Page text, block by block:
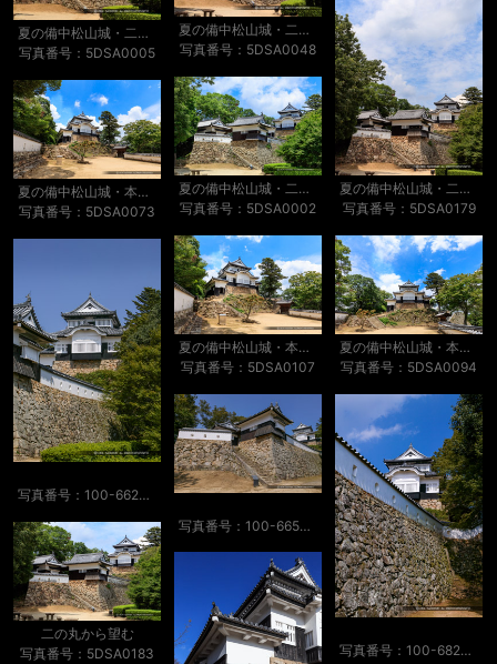
夏の備中松山城・二の丸から
写真番号：5DSA0048
夏の備中松山城・二の丸から
写真番号：5DSA0005
夏の備中松山城・二の丸から
写真番号：5DSA0179
夏の備中松山城・二の丸から
写真番号：5DSA0002
夏の備中松山城・本丸から
写真番号：5DSA0073
夏の備中松山城・本丸から
写真番号：5DSA0094
夏の備中松山城・本丸から
写真番号：5DSA0107
写真番号：100-6624S53B
写真番号：100-6826S53B
写真番号：100-6656S53B
二の丸から望む
写真番号：5DSA0183